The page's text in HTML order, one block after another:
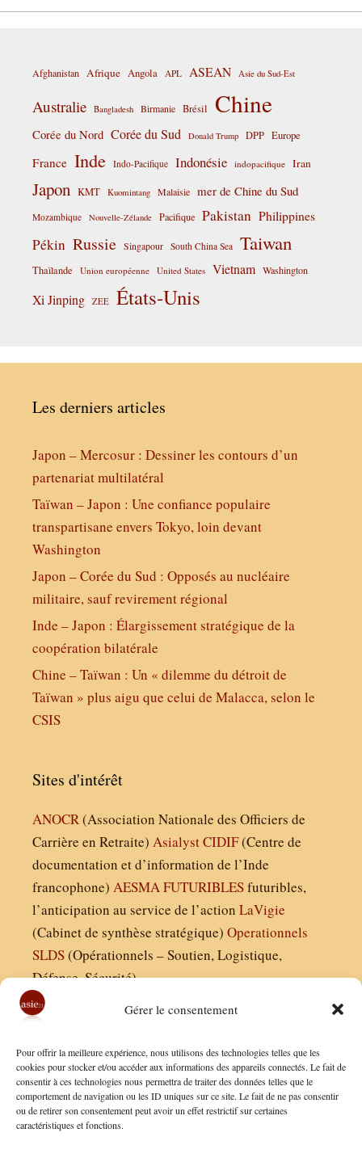
Gérer le consentement
Pour offrir la meilleure expérience, nous utilisons des technologies telles que les
cookies pour stocker et/ou accéder aux informations des appareils connectés. Le fait de
consentir à ces technologies nous permettra de traiter des données telles que le
comportement de navigation ou les ID uniques sur ce site. Le fait de ne pas consentir
ou de retirer son consentement peut avoir un effet restrictif sur certaines
caractéristiques et fonctions.
Afghanistan Afrique Angola APL ASEAN Asie du Sud-Est
Australie Bangladesh Birmanie Brésil Chine
Corée du Nord Corée du Sud Donald Trump DPP Europe
France Inde Indo-Pacifique Indonésie indopacifique Iran
Japon KMT Kuomintang Malaisie mer de Chine du Sud
Mozambique Nouvelle-Zélande Pacifique Pakistan Philippines
Pékin Russie Singapour South China Sea Taiwan
Thaïlande Union européenne United States Vietnam Washington
Xi Jinping ZEE États-Unis
Les derniers articles
Japon – Mercosur : Dessiner les contours d’un
partenariat multilatéral
Taïwan – Japon : Une confiance populaire
transpartisane envers Tokyo, loin devant
Washington
Japon – Corée du Sud : Opposés au nucléaire
militaire, sauf revirement régional
Inde – Japon : Élargissement stratégique de la
coopération bilatérale
Chine – Taïwan : Un « dilemme du détroit de
Taïwan » plus aigu que celui de Malacca, selon le
CSIS
Sites d'intérêt
ANOCR(Association Nationale des Officiers de
Carrière en Retraite) AsialystCIDIF(Centre de
documentation et d’information de l’Inde
francophone) AESMAFUTURIBLESfuturibles,
l’anticipation au service de l’action LaVigie
(Cabinet de synthèse stratégique) Operationnels
SLDS(Opérationnels – Soutien, Logistique,
Défense, Sécurité)
Finaldées EURL
Siège social : 13 avenue Boudon, 75016, Paris
Nous contacter